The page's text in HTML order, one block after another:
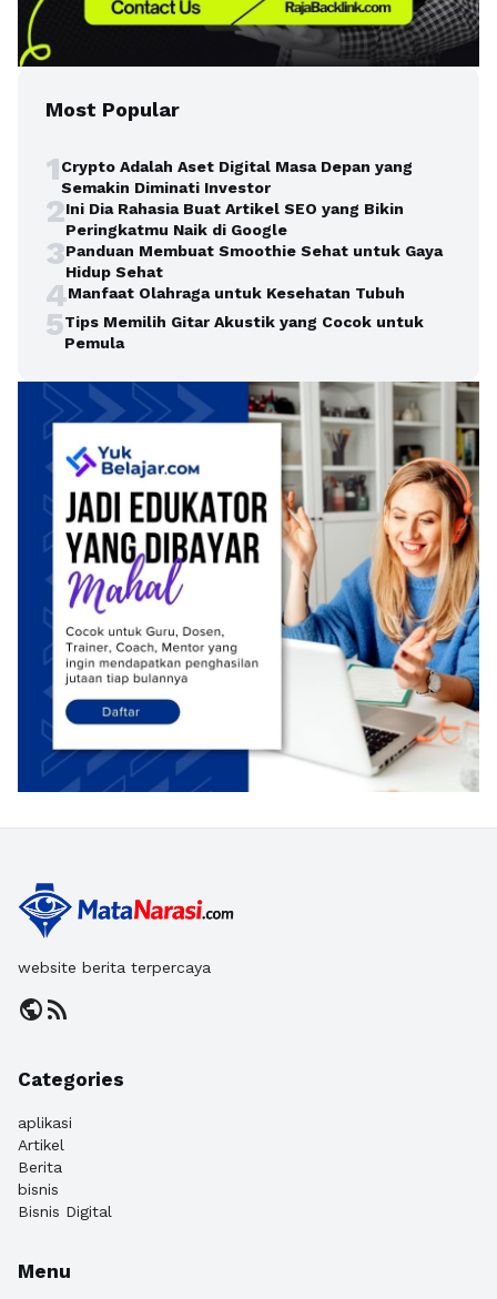
Most Popular
1Crypto Adalah Aset Digital Masa Depan yang
Semakin Diminati Investor
2Ini Dia Rahasia Buat Artikel SEO yang Bikin
Peringkatmu Naik di Google
3Panduan Membuat Smoothie Sehat untuk Gaya
Hidup Sehat
4Manfaat Olahraga untuk Kesehatan Tubuh
5Tips Memilih Gitar Akustik yang Cocok untuk
Pemula
website berita terpercaya
publicrss_feed
Categories
aplikasi
Artikel
Berita
bisnis
Bisnis Digital
Menu